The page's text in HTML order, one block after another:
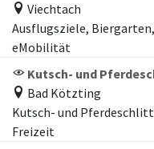
Viechtach
Ausflugsziele,
eMobilität
Kutsch- und
Bad Kötzting
Kutsch- und
Freizeit